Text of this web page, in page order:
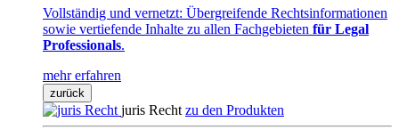
Vollständig und vernetzt: Übergreifende Rechtsinformationen
sowie vertiefende Inhalte zu allen Fachgebieten für Legal
Professionals.
mehr erfahren
zurück
juris Recht zu den Produkten